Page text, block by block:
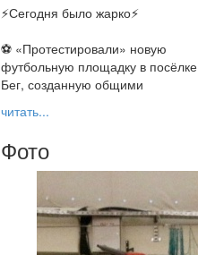
⚡️Сегодня было жарко⚡️
⚽ ️«Протестировали» новую
футбольную площадку в посёлке
Бег, созданную общими
читать...
Фото